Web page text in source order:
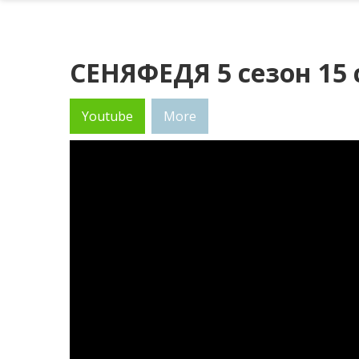
СЕНЯФЕДЯ 5 сезон 15
Youtube More